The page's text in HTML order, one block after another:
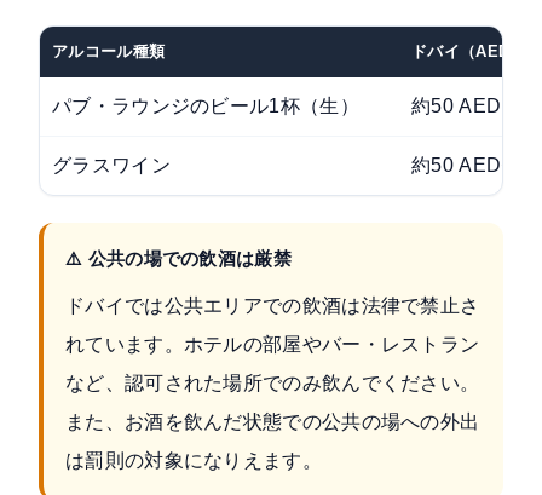
アルコール種類 ドバイ（AED）
パブ・ラウンジのビール1杯（生） 約50 AED
グラスワイン 約50 AED〜
⚠️ 公共の場での飲酒は厳禁
ドバイでは公共エリアでの飲酒は法律で禁止さ
れています。ホテルの部屋やバー・レストラン
など、認可された場所でのみ飲んでください。
また、お酒を飲んだ状態での公共の場への外出
は罰則の対象になりえます。